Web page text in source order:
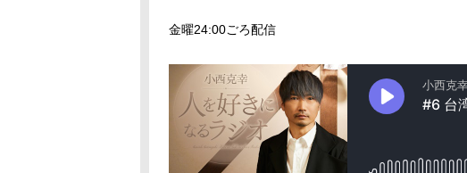
金曜24:00ごろ配信